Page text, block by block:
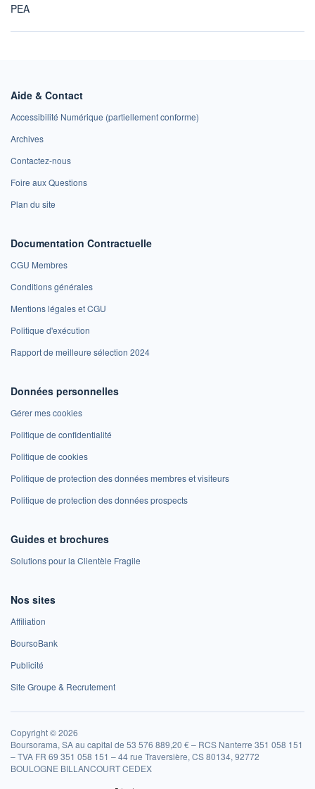
PEA
Aide & Contact
Accessibilité Numérique (partiellement conforme)
Archives
Contactez-nous
Foire aux Questions
Plan du site
Documentation Contractuelle
CGU Membres
Conditions générales
Mentions légales et CGU
Politique d'exécution
Rapport de meilleure sélection 2024
Données personnelles
Gérer mes cookies
Politique de confidentialité
Politique de cookies
Politique de protection des données membres et visiteurs
Politique de protection des données prospects
Guides et brochures
Solutions pour la Clientèle Fragile
Nos sites
Affiliation
BoursoBank
Publicité
Site Groupe & Recrutement
Copyright © 2026
Boursorama, SA au capital de 53 576 889,20 € – RCS Nanterre 351 058 151
– TVA FR 69 351 058 151 – 44 rue Traversière, CS 80134, 92772
BOULOGNE BILLANCOURT CEDEX